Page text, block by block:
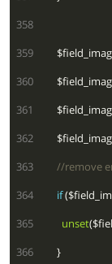
358
359
360
361
362
363
364
if
365
unset
366
      }